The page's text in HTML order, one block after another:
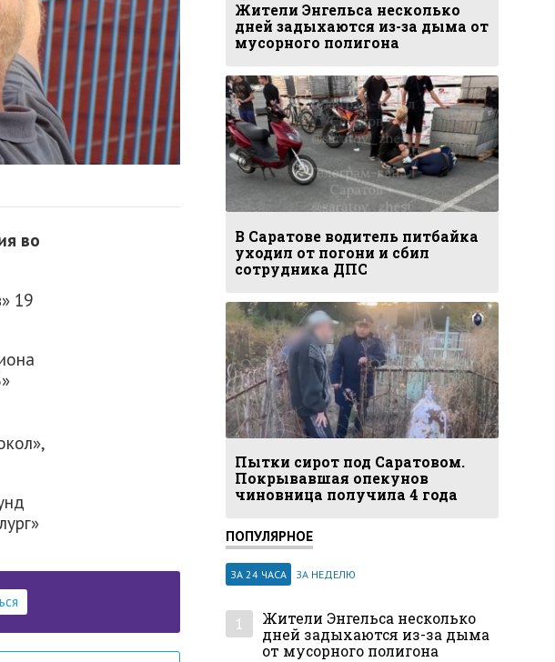
во
19
Жители Энгельса несколько
дней задыхаются из-за дыма от
мусорного полигона
В Саратове водитель питбайка
уходил от погони и сбил
сотрудника ДПС
Пытки сирот под Саратовом.
Покрывавшая опекунов
чиновница получила 4 года
ПОПУЛЯРНОЕ
ЗА 24 ЧАСА ЗА НЕДЕЛЮ
1
Жители Энгельса несколько
дней задыхаются из-за дыма
от мусорного полигона